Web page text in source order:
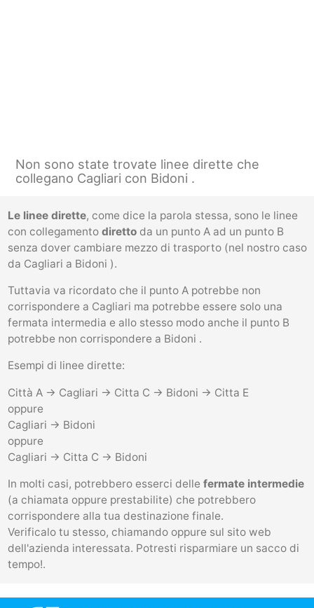
Non sono state trovate linee dirette che
collegano Cagliari con Bidoni .
Le linee dirette, come dice la parola stessa, sono le linee
con collegamento direttoda un punto A ad un punto B
senza dover cambiare mezzo di trasporto (nel nostro caso
da Cagliari a Bidoni ).
Tuttavia va ricordato che il punto A potrebbe non
corrispondere a Cagliari ma potrebbe essere solo una
fermata intermedia e allo stesso modo anche il punto B
potrebbe non corrispondere a Bidoni .
Esempi di linee dirette:
Città A -> Cagliari -> Citta C -> Bidoni -> Citta E
oppure
Cagliari -> Bidoni
oppure
Cagliari -> Citta C -> Bidoni
In molti casi, potrebbero esserci delle fermate intermedie
(a chiamata oppure prestabilite) che potrebbero
corrispondere alla tua destinazione finale.
Verificalo tu stesso, chiamando oppure sul sito web
dell'azienda interessata. Potresti risparmiare un sacco di
tempo!.